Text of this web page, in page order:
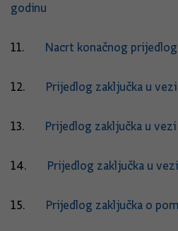
godinu
11. Nacrt konačnog
12. Prijedlog zaključka u
13. Prijedlog zaključka u
14. Prijedlog zaključka u
15. Prijedlog zaključka o